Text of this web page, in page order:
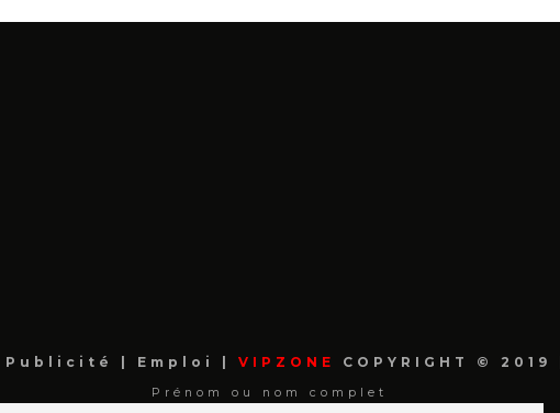
Publicité Emploi VIPZONE COPYRIGHT © 2019 |
Prénom ou nom complet